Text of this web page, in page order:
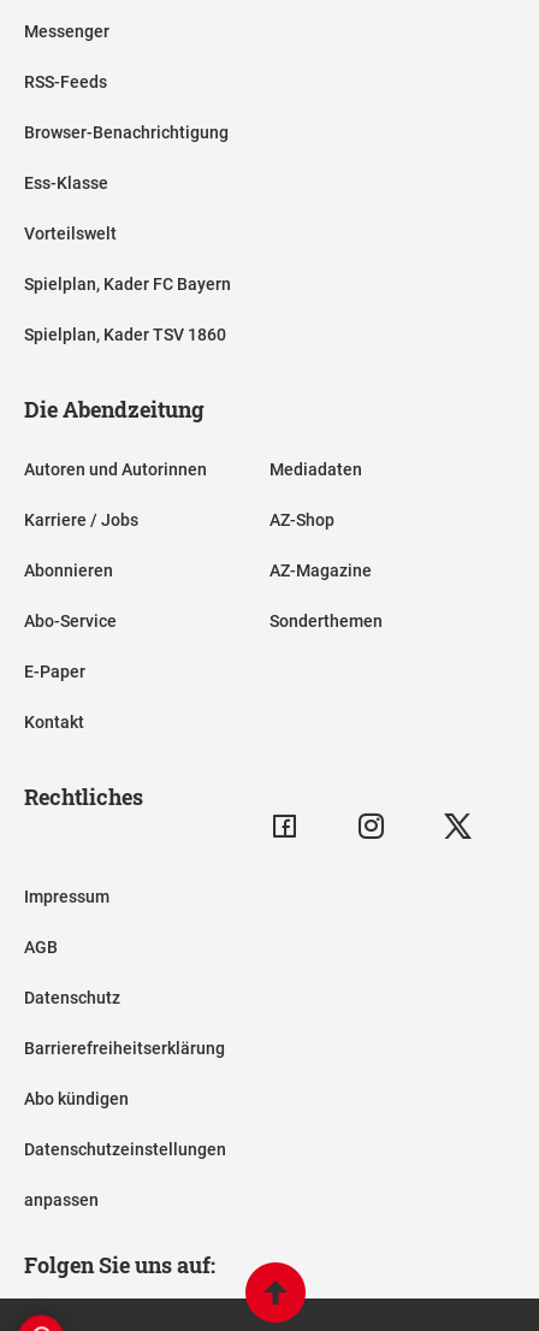
Messenger
RSS-Feeds
Browser-Benachrichtigung
Ess-Klasse
Vorteilswelt
Spielplan, Kader FC Bayern
Spielplan, Kader TSV 1860
Die Abendzeitung
Autoren und Autorinnen
Karriere / Jobs
Abonnieren
Abo-Service
E-Paper
Kontakt
Mediadaten
AZ-Shop
AZ-Magazine
Sonderthemen
Rechtliches
Impressum
AGB
Datenschutz
Barrierefreiheitserklärung
Abo kündigen
Datenschutzeinstellungen
anpassen
Folgen Sie uns auf: